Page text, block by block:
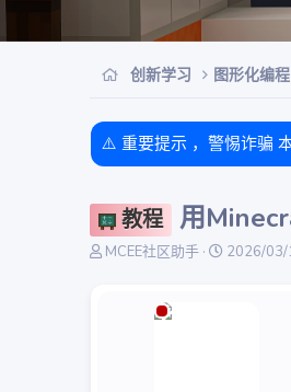
创新学习 图形化编程
⚠️ 重要提示 ，警惕诈骗
教程 用
主
MCEE社区助手
开
2026/03/